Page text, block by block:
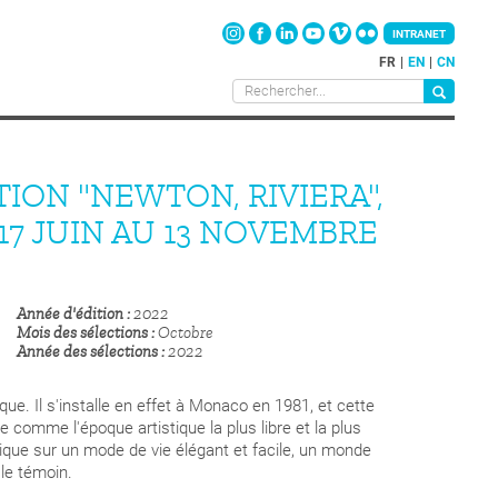
FR EN CN
INTRANET
"NEWTON, RIVIERA",
JUIN AU 13 NOVEMBRE
Année d'édition 2022
Mois des sélections Octobre
Année des sélections 2022
Il s'installe en effet à Monaco en 1981, et cette
comme l'époque artistique la plus libre et la plus
sur un mode de vie élégant et facile, un monde
témoin.